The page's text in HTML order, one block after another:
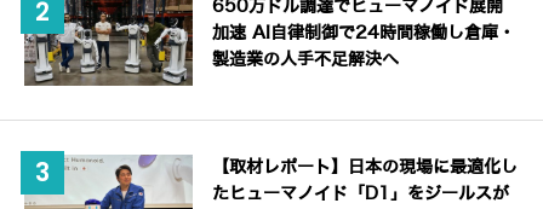
650万ドル調達でヒューマノイド展開
加速 AI自律制御で24時間稼働し倉庫・
製造業の人手不足解決へ
【取材レポート】日本の現場に最適化し
たヒューマノイド「D1」をジールスが